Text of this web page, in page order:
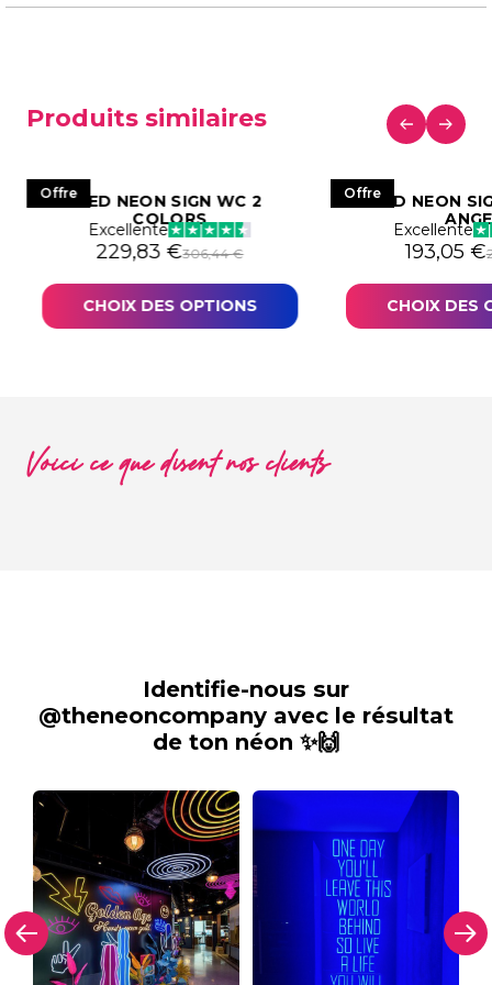
Produits similaires
OffreLED NEON SIGN WC 2
COLORS
Excellente
306,44€
Le prix initial était : 306,44 €.
229,83 €
Le prix actuel est : 229,83 €.
CHOIX DES OPTIONS
OffreLED NEON
Excellente
Le prix
193,05 €
Le prix
CHOIX DES
Voici ce que disent nos clients
Identifie-nous sur
@theneoncompany avec le résultat
de ton néon ✨🙌